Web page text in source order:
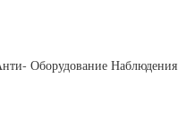
Оборудование Наблюдения